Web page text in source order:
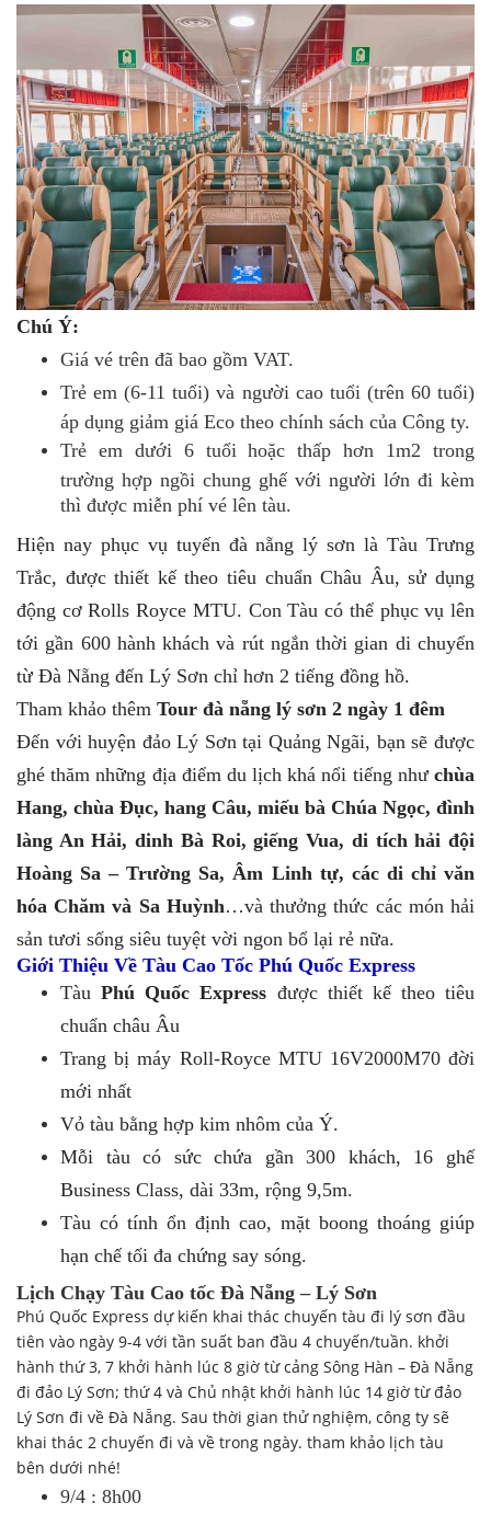
Chú Ý:
Giá vé trên đã bao gồm VAT.
Trẻ em (6-11 tuổi) và người cao tuổi (trên 60 tuổi)
áp dụng giảm giá Eco theo chính sách của Công ty.
Trẻ em dưới 6 tuổi hoặc thấp hơn 1m2 trong
trường hợp ngồi chung ghế với người lớn đi kèm
thì được miễn phí vé lên tàu.
Hiện nay phục vụ tuyến đà nẵng lý sơn là Tàu Trưng
Trắc, được thiết kế theo tiêu chuẩn Châu Âu, sử dụng
động cơ Rolls Royce MTU. Con Tàu có thể phục vụ lên
tới gần 600 hành khách và rút ngắn thời gian di chuyển
từ Đà Nẵng đến Lý Sơn chỉ hơn 2 tiếng đồng hồ.
Tham khảo thêm Tour đà nẵng lý sơn 2 ngày 1 đêm
Đến với huyện đảo Lý Sơn tại Quảng Ngãi, bạn sẽ được
ghé thăm những địa điểm du lịch khá nổi tiếng như chùa
Hang, chùa Đục, hang Câu, miếu bà Chúa Ngọc, đình
làng An Hải, dinh Bà Roi, giếng Vua, di tích hải đội
Hoàng Sa – Trường Sa, Âm Linh tự, các di chỉ văn
hóa Chăm và Sa Huỳnh…và thưởng thức các món hải
sản tươi sống siêu tuyệt vời ngon bổ lại rẻ nữa.
Giới Thiệu Về Tàu Cao Tốc Phú Quốc Express
TàuPhú Quốc Express được thiết kế theo tiêu
chuẩn châu Âu
Trang bị máy Roll-Royce MTU 16V2000M70 đời
mới nhất
Vỏ tàu bằng hợp kim nhôm của Ý.
Mỗi tàu có sức chứa gần 300 khách, 16 ghế
Business Class, dài 33m, rộng 9,5m.
Tàu có tính ổn định cao, mặt boong thoáng giúp
hạn chế tối đa chứng say sóng.
Lịch Chạy Tàu Cao tốc Đà Nẵng – Lý Sơn
Phú Quốc Express dự kiến khai thác chuyến tàu đi lý sơn đầu
tiên vào ngày 9-4 với tần suất ban đầu 4 chuyến/tuần. khởi
hành thứ 3, 7 khởi hành lúc 8 giờ từ cảng Sông Hàn – Đà Nẵng
đi đảo Lý Sơn; thứ 4 và Chủ nhật khởi hành lúc 14 giờ từ đảo
Lý Sơn đi về Đà Nẵng. Sau thời gian thử nghiệm, công ty sẽ
khai thác 2 chuyến đi và về trong ngày. tham khảo lịch tàu
bên dưới nhé!
9/4 : 8h00